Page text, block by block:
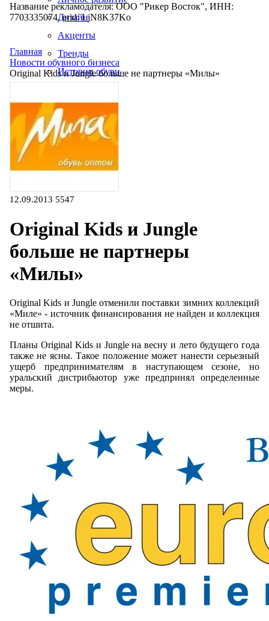
Дизайн
Акценты
Тренды
Истории обуви
Название рекламодателя: ООО "Рикер Восток", ИНН:
7703335074, erid: LjN8K37Ko
Главная
Новости обувного бизнеса
Original Kids и Jungle больше не партнеры «Милы»
12.09.2013 5547
Original Kids и Jungle
больше не партнеры
«Милы»
Original Kids и Jungle отменили поставки зимних коллекций
«Миле» - источник финансирования не найден и коллекция
не отшита.
Планы Original Kids и Jungle на весну и лето будущего года
также не ясны. Такое положение может нанести серьезный
ущерб предпринимателям в наступающем сезоне, но
уральский дистрибьютор уже предпринял определенные
меры.